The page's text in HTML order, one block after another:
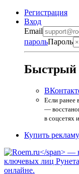
Регистрация
Вход
Email
парольПароль
Быстрый
Если ранее
—
в соцсетях
Купить рекламу